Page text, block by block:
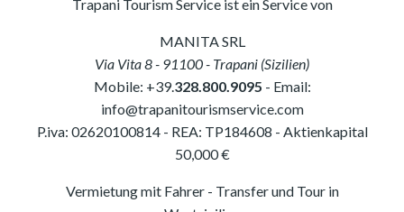
Trapani Tourism Service ist ein Service von
MANITA SRL
Via Vita 8- 91100- Trapani (Sizilien)
Mobile: +39.328.800.9095 - Email:
info@trapanitourismservice.com
P.iva: 02620100814- REA: TP184608 - Aktienkapital
50,000 €
Vermietung mit Fahrer - Transfer und Tour in